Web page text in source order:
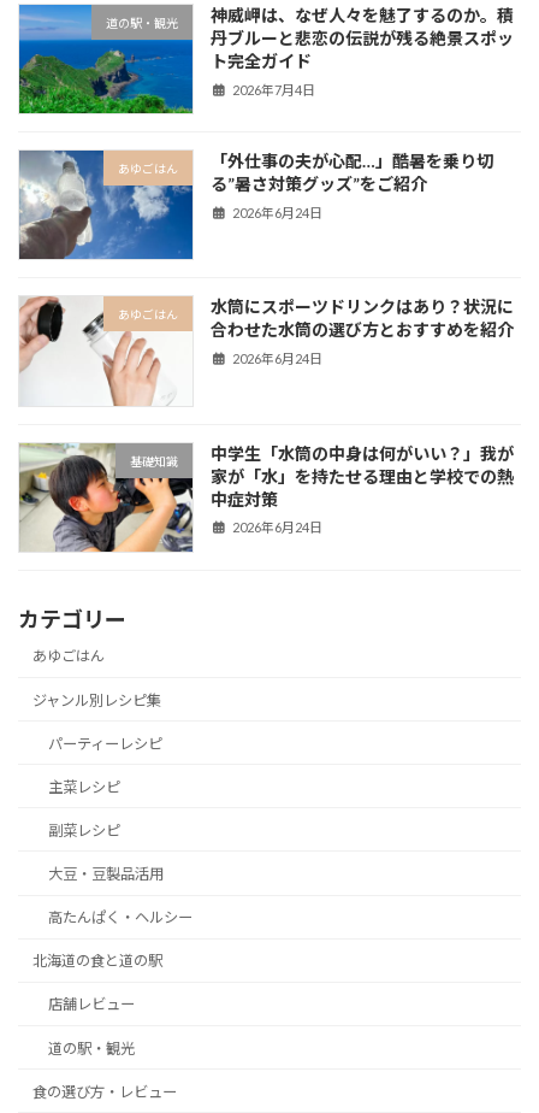
道の駅・観光
神威岬は、なぜ人々を魅了するのか。積
丹ブルーと悲恋の伝説が残る絶景スポッ
ト完全ガイド
2026年7月4日
あゆごはん
「外仕事の夫が心配…」酷暑を乗り切
る”暑さ対策グッズ”をご紹介
2026年6月24日
あゆごはん
水筒にスポーツドリンクはあり？状況に
合わせた水筒の選び方とおすすめを紹介
2026年6月24日
基礎知識
中学生「水筒の中身は何がいい？」我が
家が「水」を持たせる理由と学校での熱
中症対策
2026年6月24日
カテゴリー
あゆごはん
ジャンル別レシピ集
パーティーレシピ
主菜レシピ
副菜レシピ
大豆・豆製品活用
高たんぱく・ヘルシー
北海道の食と道の駅
店舗レビュー
道の駅・観光
食の選び方・レビュー